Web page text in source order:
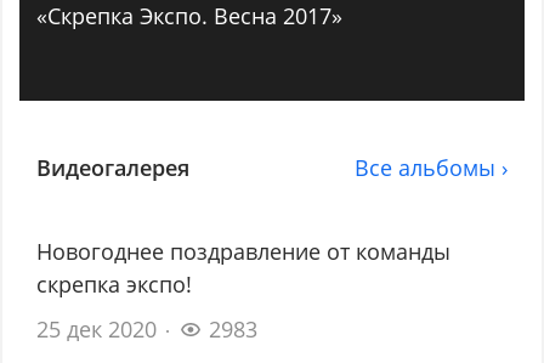
«Скрепка Экспо. Весна 2017»
Видеогалерея Все альбомы ›
Новогоднее поздравление от команды
скрепка экспо!
25 дек 2020
2983